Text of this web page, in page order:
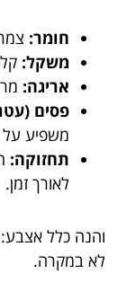
חומר:
משקל:
אריגה:
פסים
משפיע על
תחזוקה:
לאורך זמן.
והנה כלל
לא במקרה.